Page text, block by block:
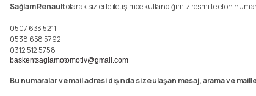
Oem Numarası:
NOT:Kaporta Karoseri
Sağlam Renaultolarak sizlerle iletişimde kullandığımız resmi telefon
0507 633 5211
0538 658 5792
0312 512 5758
baskentsaglamotomotiv@gmail.com
Bu numaralar ve mail adresi dışında size ulaşan mesaj, arama ve